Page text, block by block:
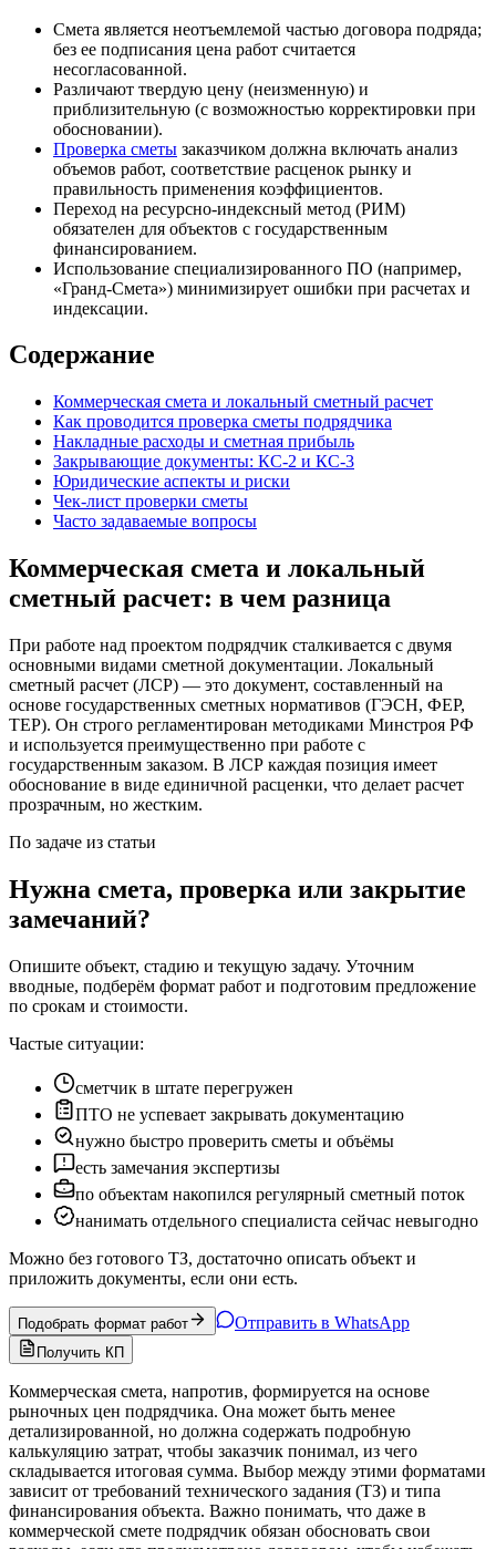
Смета является неотъемлемой частью договора подряда;
без ее подписания цена работ считается
несогласованной.
Различают твердую цену (неизменную) и
приблизительную (с возможностью корректировки при
обосновании).
Проверка сметы заказчиком должна включать анализ
объемов работ, соответствие расценок рынку и
правильность применения коэффициентов.
Переход на ресурсно-индексный метод (РИМ)
обязателен для объектов с государственным
финансированием.
Использование специализированного ПО (например,
«Гранд-Смета») минимизирует ошибки при расчетах и
индексации.
Содержание
Коммерческая смета и локальный сметный расчет
Как проводится проверка сметы подрядчика
Накладные расходы и сметная прибыль
Закрывающие документы: КС-2 и КС-3
Юридические аспекты и риски
Чек-лист проверки сметы
Часто задаваемые вопросы
Коммерческая смета и локальный
сметный расчет: в чем разница
При работе над проектом подрядчик сталкивается с двумя
основными видами сметной документации. Локальный
сметный расчет (ЛСР) — это документ, составленный на
основе государственных сметных нормативов (ГЭСН, ФЕР,
ТЕР). Он строго регламентирован методиками Минстроя РФ
и используется преимущественно при работе с
государственным заказом. В ЛСР каждая позиция имеет
обоснование в виде единичной расценки, что делает расчет
прозрачным, но жестким.
По задаче из статьи
Нужна смета, проверка или закрытие
замечаний?
Опишите объект, стадию и текущую задачу. Уточним
вводные, подберём формат работ и подготовим предложение
по срокам и стоимости.
Частые ситуации:
сметчик в штате перегружен
ПТО не успевает закрывать документацию
нужно быстро проверить сметы и объёмы
есть замечания экспертизы
по объектам накопился регулярный сметный поток
нанимать отдельного специалиста сейчас невыгодно
Можно без готового ТЗ, достаточно описать объект и
приложить документы, если они есть.
Подобрать формат работ Отправить в WhatsApp
Получить КП
Коммерческая смета, напротив, формируется на основе
рыночных цен подрядчика. Она может быть менее
детализированной, но должна содержать подробную
калькуляцию затрат, чтобы заказчик понимал, из чего
складывается итоговая сумма. Выбор между этими форматами
зависит от требований технического задания (ТЗ) и типа
финансирования объекта. Важно понимать, что даже в
коммерческой смете подрядчик обязан обосновать свои